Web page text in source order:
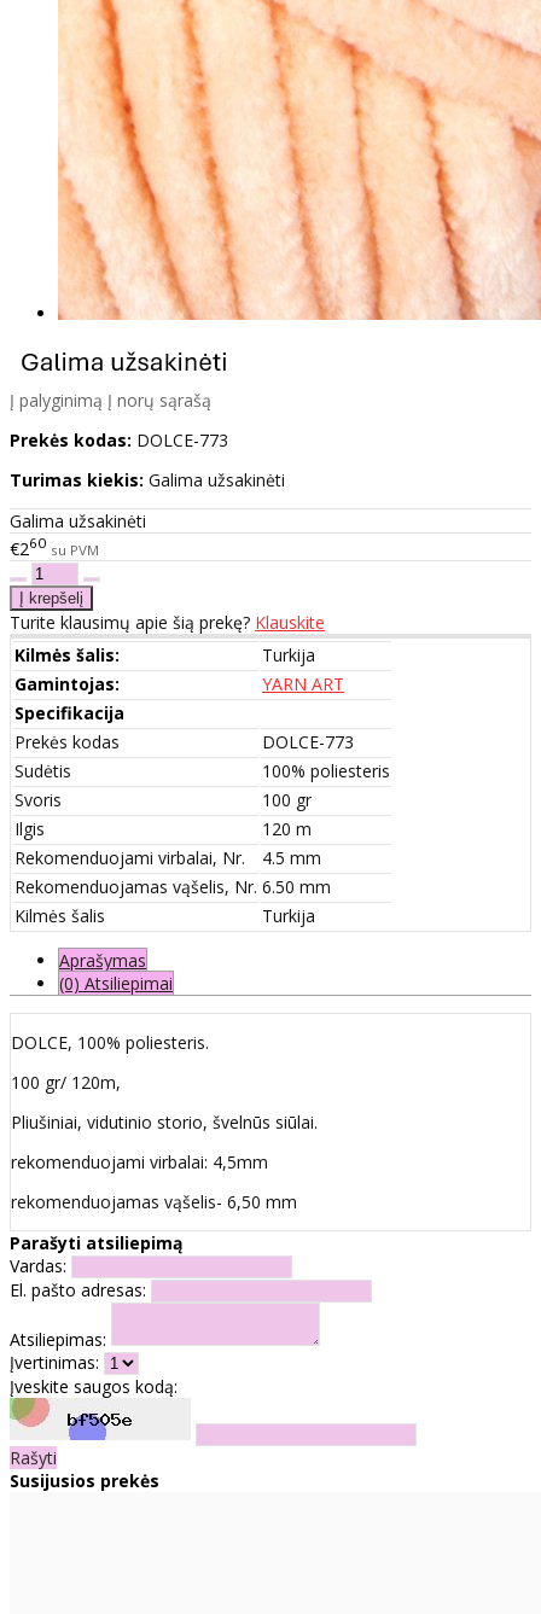
Į palyginimą Į norų sąrašą
Prekės kodas: DOLCE-773
Turimas kiekis: Galima užsakinėti
Galima užsakinėti
€260 su PVM
Turite klausimų apie šią prekę? Klauskite
Kilmės šalis:
Turkija
Gamintojas:
YARN ART
Specifikacija
Prekės kodas
DOLCE-773
Sudėtis
100% poliesteris
Svoris
100 gr
Ilgis
120 m
Rekomenduojami virbalai, Nr.
4.5 mm
Rekomenduojamas vąšelis, Nr. 6.50 mm
Kilmės šalis
Turkija
Aprašymas
(0) Atsiliepimai
DOLCE, 100% poliesteris.
100 gr/ 120m,
Pliušiniai, vidutinio storio, švelnūs siūlai.
rekomenduojami virbalai: 4,5mm
rekomenduojamas vąšelis- 6,50 mm
Parašyti atsiliepimą
Vardas:
El. pašto adresas:
Atsiliepimas:
Įvertinimas:
Įveskite saugos kodą:
Rašyti
Susijusios prekės